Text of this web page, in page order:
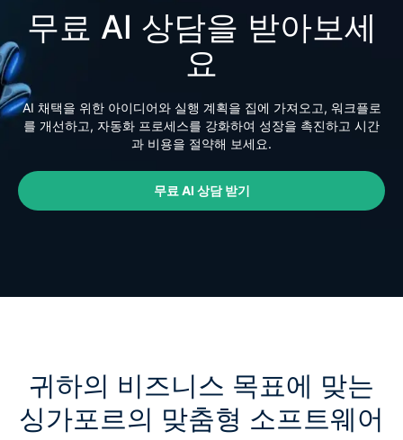
무료 AI 상담을 받아보세
요
AI 채택을 위한 아이디어와 실행 계획을 집에 가져오고, 워크플로
를 개선하고, 자동화 프로세스를 강화하여 성장을 촉진하고 시간
과 비용을 절약해 보세요.
무료 AI 상담 받기
귀하의 비즈니스 목표에 맞는
싱가포르의 맞춤형 소프트웨어